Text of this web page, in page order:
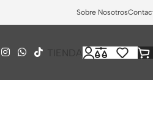
Sobre Nosotros
TIENDA